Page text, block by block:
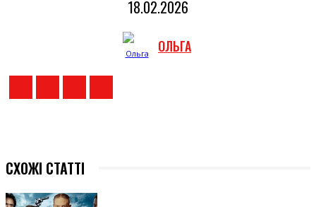
18.02.2026
ОЛЬГА
СХОЖІ СТАТТІ